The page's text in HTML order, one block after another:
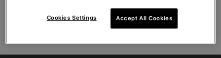
(586,67 €/100 ml.)
Cookies Settings Accept All Cookies